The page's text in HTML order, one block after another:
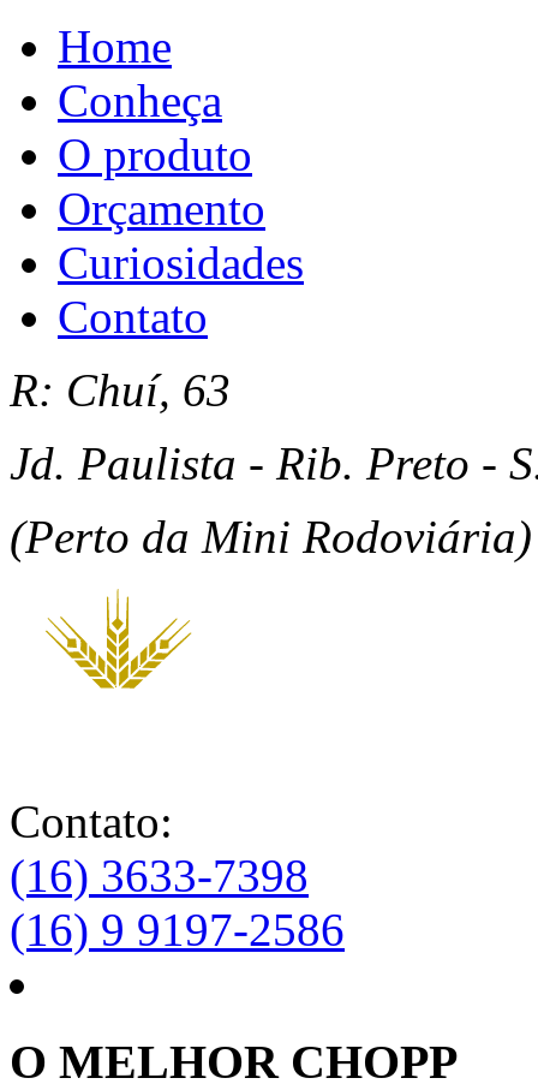
Home
Conheça
O produto
Orçamento
Curiosidades
Contato
R: Chuí, 63
Jd. Paulista - Rib. Preto -
(Perto da Mini
Contato:
(16) 3633-7398
(16) 9 9197-2586
O MELHOR CHOPP